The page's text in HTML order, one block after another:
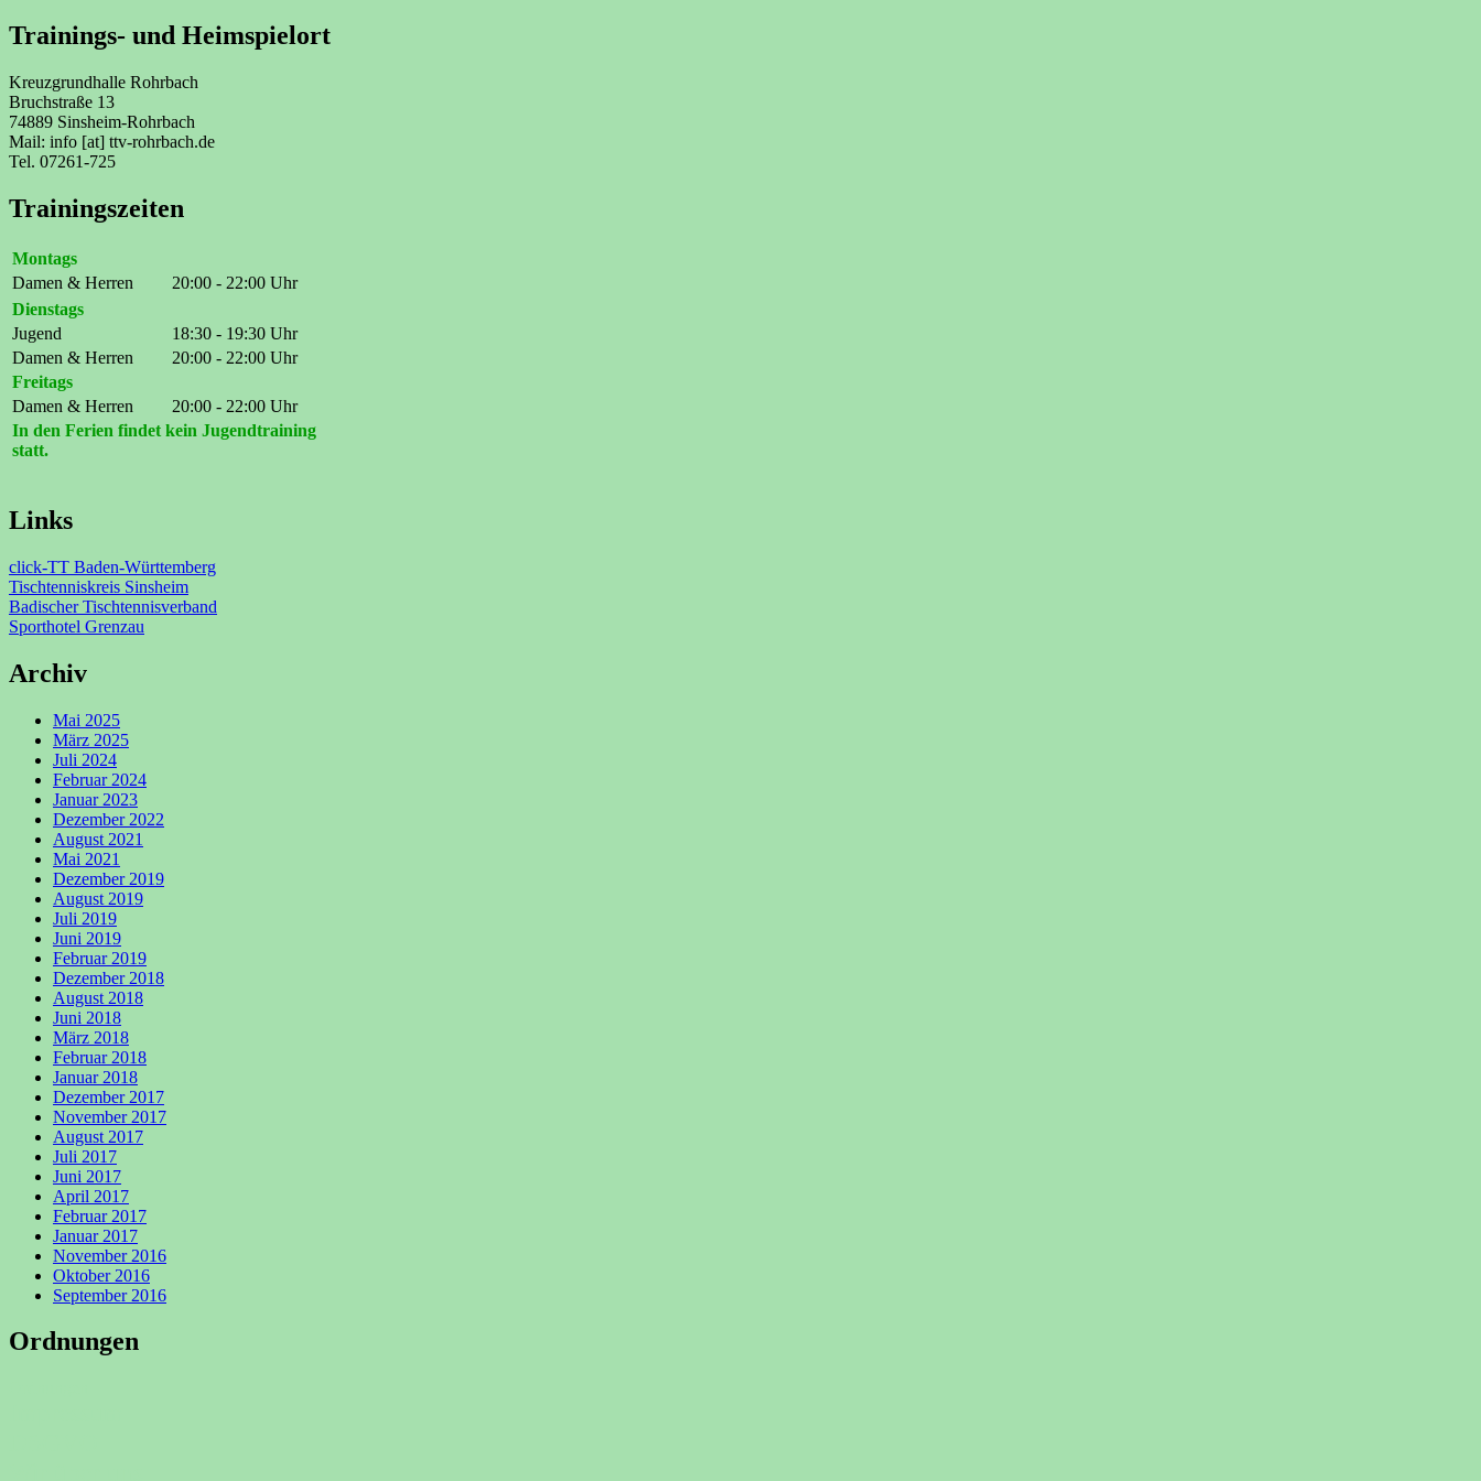
Trainings- und Heimspielort
Kreuzgrundhalle Rohrbach
Bruchstraße 13
74889 Sinsheim-Rohrbach
Mail: info [at] ttv-rohrbach.de
Tel. 07261-725
Trainingszeiten
Montags
Damen & Herren
20:00 - 22:00 Uhr
Dienstags
Jugend
18:30 - 19:30 Uhr
Damen & Herren
20:00 - 22:00 Uhr
Freitags
Damen & Herren
20:00 - 22:00 Uhr
In den Ferien findet kein Jugendtraining
statt.
Links
click-TT Baden-Württemberg
Tischtenniskreis Sinsheim
Badischer Tischtennisverband
Sporthotel Grenzau
Archiv
Mai 2025
März 2025
Juli 2024
Februar 2024
Januar 2023
Dezember 2022
August 2021
Mai 2021
Dezember 2019
August 2019
Juli 2019
Juni 2019
Februar 2019
Dezember 2018
August 2018
Juni 2018
März 2018
Februar 2018
Januar 2018
Dezember 2017
November 2017
August 2017
Juli 2017
Juni 2017
April 2017
Februar 2017
Januar 2017
November 2016
Oktober 2016
September 2016
Ordnungen